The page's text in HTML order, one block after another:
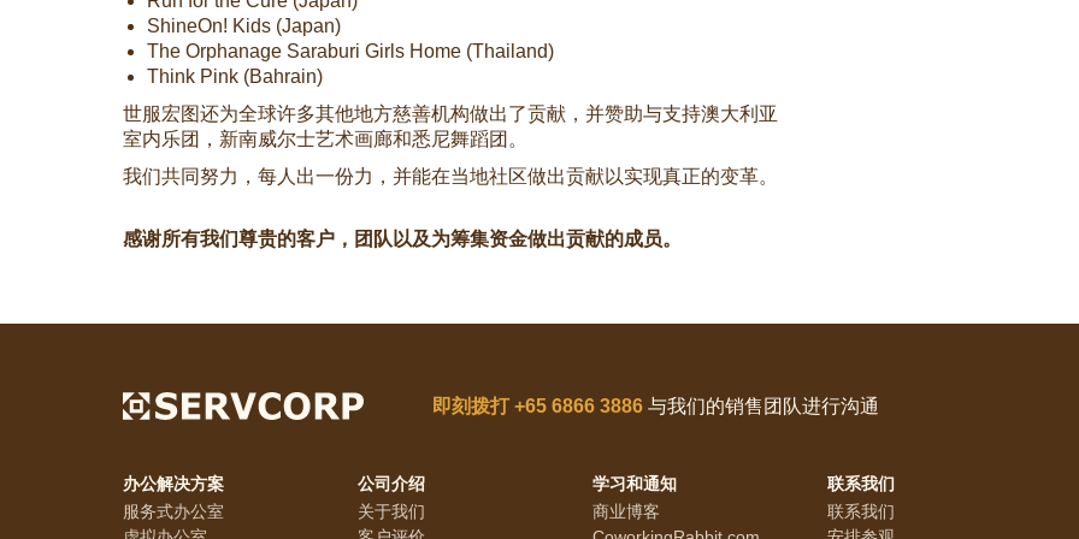
ShineOn! Kids (Japan)
The Orphanage Saraburi Girls Home (Thailand)
Think Pink (Bahrain)
世服宏图还为全球许多其他地方慈善机构做出了贡献，并赞助与支持澳大利亚
室内乐团，新南威尔士艺术画廊和悉尼舞蹈团。
我们共同努力，每人出一份力，并能在当地社区做出贡献以实现真正的变革。
感谢所有我们尊贵的客户，团队以及为筹集资金做出贡献的成员。
即刻拨打 +65 6866 3886 与我们的销售团队进行沟通
办公解决方案
服务式办公室
公司介绍
关于我们
学习和通知
商业博客
联系我们
联系我们